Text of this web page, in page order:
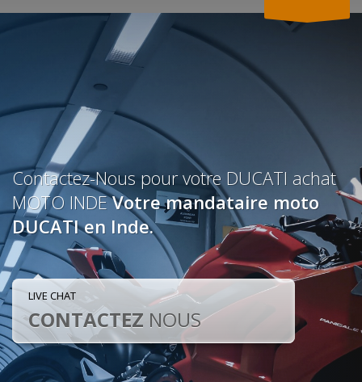
Contactez-Nous pour votre DUCATI achat
MOTO INDEVotre mandataire moto
DUCATI en Inde.
LIVE CHAT
CONTACTEZ NOUS